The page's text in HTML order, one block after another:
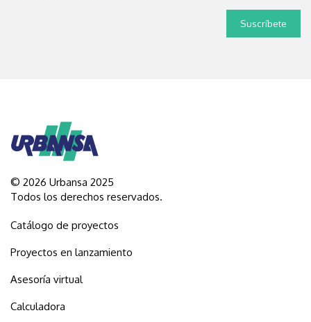
© 2026 Urbansa 2025
Todos los derechos reservados.
Catálogo de proyectos
Proyectos en lanzamiento
Asesoría virtual
Calculadora